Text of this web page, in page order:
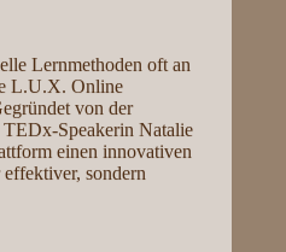
Lernmethoden oft an
L.U.X. Online
von der
TEDx-Speakerin Natalie
einen innovativen
sondern